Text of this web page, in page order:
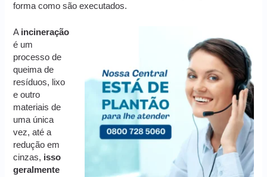
forma como são executados.
A incineração
é um
processo de
queima de
resíduos, lixo
e outro
materiais de
uma única
vez, até a
redução em
cinzas, isso
geralmente